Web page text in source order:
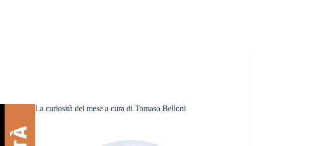
La curiosità del mese a cura di Tomaso Belloni